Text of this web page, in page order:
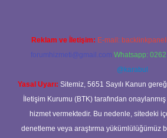
Reklam ve İletişim: E-mail:
forumhizmeti@gmail.com Whatsapp:
@karabul
Yasal Uyarı: Sitemiz, 5651 Sayılı Kanun
İletişim Kurumu (BTK) tarafından
hizmet vermektedir. Bu nedenle, sitedeki
denetleme veya araştırma yükümlülüğümüz